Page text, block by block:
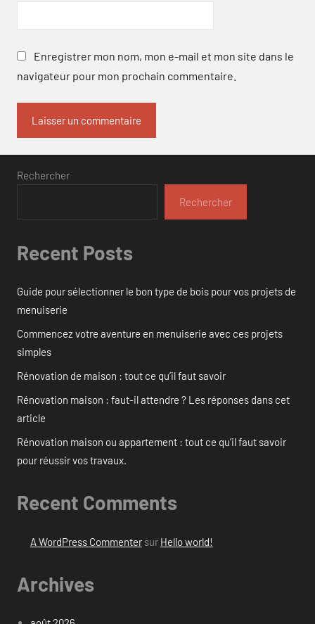
Enregistrer mon nom, mon e-mail et mon site dans le
navigateur pour mon prochain commentaire.
Rechercher
Rechercher
Recent Posts
Guide pour sélectionner le bon type de bois pour vos projets de
menuiserie
Commencez votre aventure en menuiserie avec ces projets
simples
Rénovation de maison : tout ce qu’il faut savoir
Rénovation maison : faut-il attendre ? Les réponses dans cet
article
Rénovation maison ou appartement : tout ce qu’il faut savoir
pour réussir vos travaux.
Recent Comments
A WordPress Commentersur Hello world!
Archives